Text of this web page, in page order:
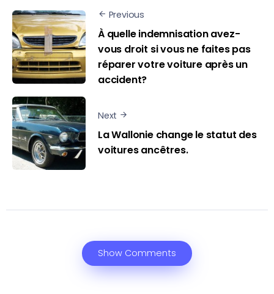
Previous
À quelle indemnisation avez-
vous droit si vous ne faites pas
réparer votre voiture après un
accident?
Next
La Wallonie change le statut des
voitures ancêtres.
Show Comments